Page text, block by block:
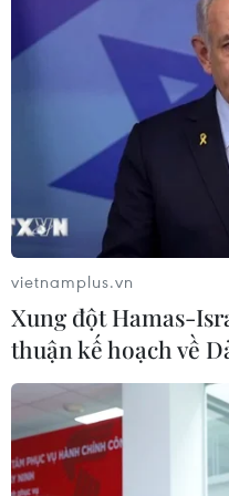
thuật nhằm thúc đẩy
nhiên liệu và sản
Bằng việc thúc đẩy
hợp tác của các
đặt mục tiêu thương
thay thế cho xăng và
cho bêtông sản xuất
Được thành lập vào
đàn của 19 nền kinh
theo GDP, PPP) và
Hiện tại, G20 chiếm
(GWP), 80% thương
thế giới./.
vietnamplus.vn
Xung đột Hamas-
thuận kế hoạch về